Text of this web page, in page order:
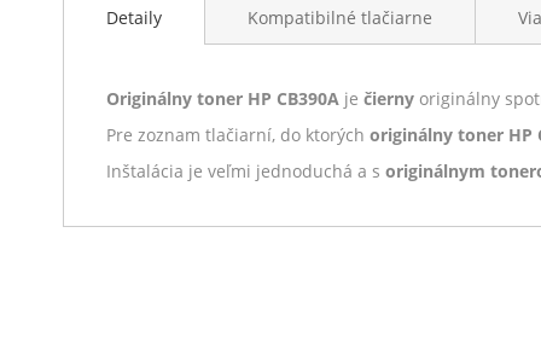
Detaily
Originálny toner HP CB390A je čierny originálny
Pre zoznam tlačiarní, do ktorých originálny toner HP
Inštalácia je veľmi jednoduchá a s originálnym
Kompatibilné tlačiarne